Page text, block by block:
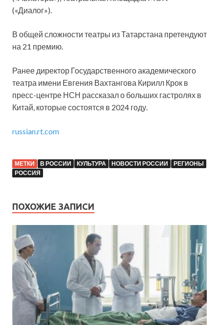
(«Диалог»).
В общей сложности театры из Татарстана претендуют
на 21 премию.
Ранее директор Государственного академического
театра имени Евгения Вахтангова Кирилл Крок в
пресс-центре НСН рассказал о больших гастролях в
Китай, которые состоятся в 2024 году.
russian.rt.com
МЕТКИ В РОССИИ КУЛЬТУРА НОВОСТИ РОССИИ
РЕГИОНЫ
РОССИЯ
ПОХОЖИЕ ЗАПИСИ